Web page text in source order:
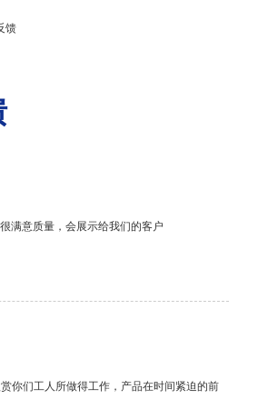
馈
满意质量，会展示给我们的客户
你们工人所做得工作，产品在时间紧迫的前